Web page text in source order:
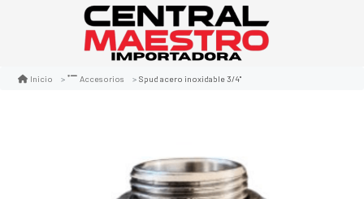
Inicio Accesorios Spud acero inoxidable 3/4"